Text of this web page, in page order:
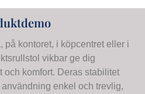
på kontoret, i köpcentret eller i
vikbar ge dig
komfort. Deras stabilitet
enkel och trevlig,